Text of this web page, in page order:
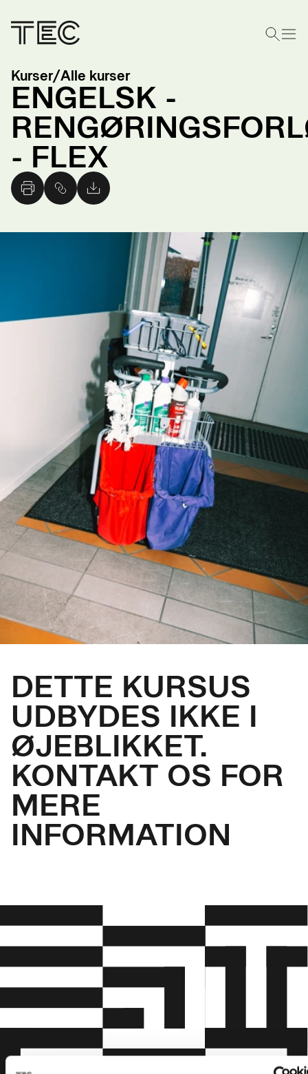
Kurser/Alle kurser
ENGELSK -
- FLEX
DETTE KURSUS
UDBYDES IKKE I
ØJEBLIKKET.
KONTAKT OS FOR
MERE
INFORMATION